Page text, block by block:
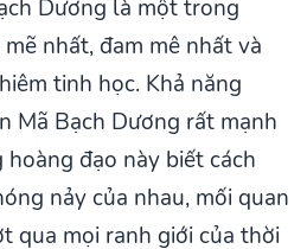
Dương là một trong
nhất, đam mê nhất và
tinh học. Khả năng
Mã Bạch Dương rất mạnh
đạo này biết cách
nảy của nhau, mối quan
qua mọi ranh giới của thời